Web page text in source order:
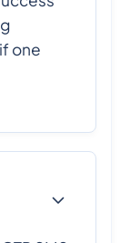
one